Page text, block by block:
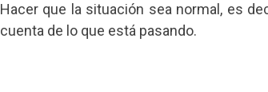
Hacer que la situación sea normal, es
cuenta de lo que está pasando.